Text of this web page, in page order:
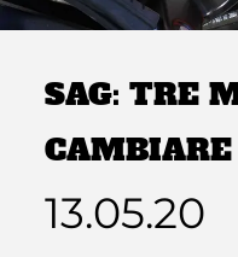
SAG: TRE
13.05.20